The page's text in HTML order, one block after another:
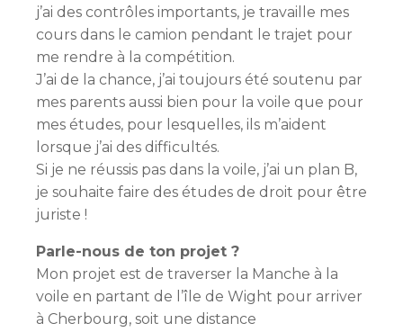
j’ai des contrôles importants, je travaille mes
cours dans le camion pendant le trajet pour
me rendre à la compétition.
J’ai de la chance, j’ai toujours été soutenu par
mes parents aussi bien pour la voile que pour
mes études, pour lesquelles, ils m’aident
lorsque j’ai des difficultés.
Si je ne réussis pas dans la voile, j’ai un plan B,
je souhaite faire des études de droit pour être
juriste !
Parle-nous de ton projet ?
Mon projet est de traverser la Manche à la
voile en partant de l’île de Wight pour arriver
à Cherbourg, soit une distance